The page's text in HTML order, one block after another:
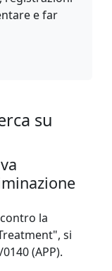
e far
su
la
si
(APP).